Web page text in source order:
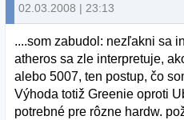
02.03.2008 | 23:13
....som zabudol: nezľakni sa
atheros sa zle interpretuje,
alebo 5007, ten postup, čo
Výhoda totiž Greenie oproti
potrebné pre rôzne hardw.